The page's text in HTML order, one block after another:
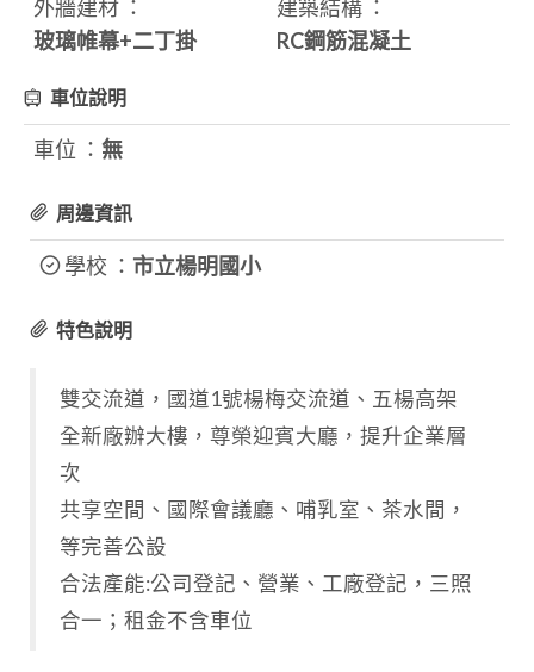
外牆建材 ：
玻璃帷幕+二丁掛
建築結構 ：
RC鋼筋混凝土
車位說明
車位 ： 無
周邊資訊
學校 ： 市立楊明國小
特色說明
雙交流道，國道1號楊梅交流道、五楊高架
全新廠辦大樓，尊榮迎賓大廳，提升企業層
次
共享空間、國際會議廳、哺乳室、茶水間，
等完善公設
合法產能:公司登記、營業、工廠登記，三照
合一；租金不含車位